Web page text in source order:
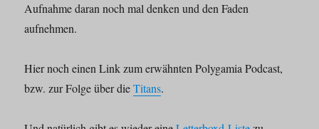
Aufnahme daran noch mal denken und den Faden
aufnehmen.
Hier noch einen Link zum erwähnten Polygamia Podcast,
bzw. zur Folge über dieTitans.